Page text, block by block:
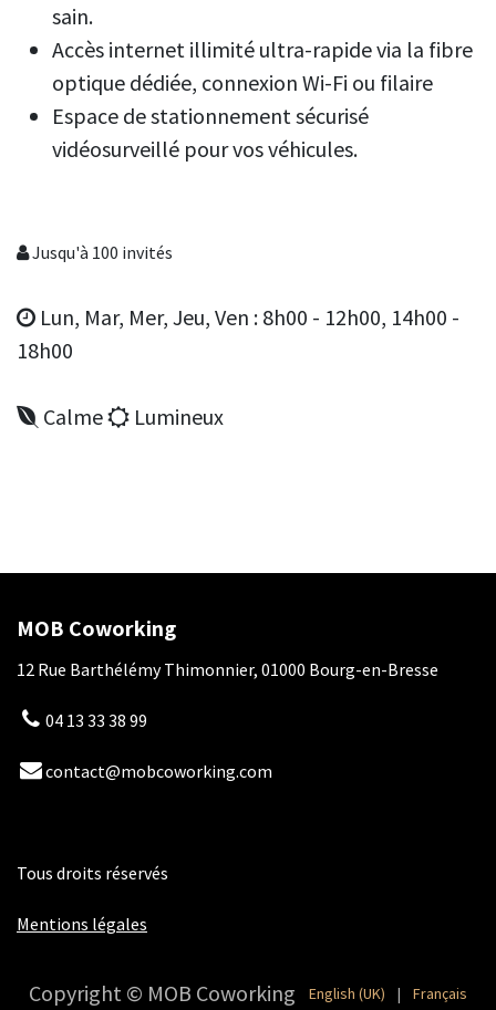
sain.
Accès internet illimité ultra-rapide via la fibre
optique dédiée, connexion Wi-Fi ou filaire
Espace de stationnement sécurisé
vidéosurveillé pour vos véhicules.
Jusqu'à 100 invités
Lun, Mar, Mer, Jeu, Ven : 8h00 - 12h00, 14h00 -
18h00
Calme Lumineux
MOB Coworking
12 Rue Barthélémy Thimonnier, 01000 Bourg-en-Bresse
04 13 33 38 99
contact@mobcoworking.com
Tous droits réservés
Mentions légales
Copyright © MOB Coworking English (UK) | Français